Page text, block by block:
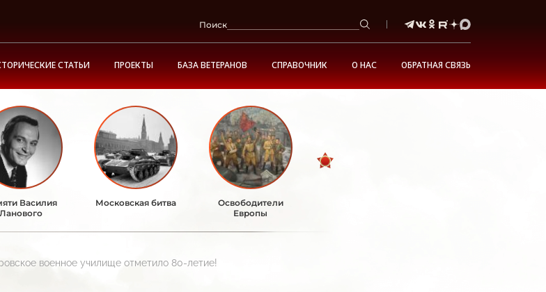
Поиск
СТАТЬИ ПРОЕКТЫ БАЗА ВЕТЕРАНОВ СПРАВОЧНИК О НАС ОБРАТНАЯ СВЯЗЬ
Василия
Ланового
Московская битва
Освободители
Европы
военное училище отметило 80-летие!